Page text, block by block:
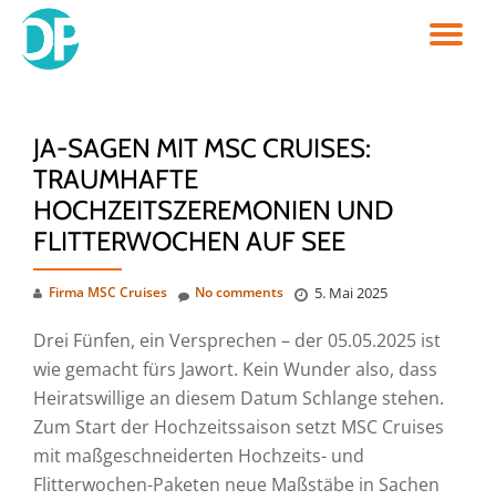
Skip
JA-SAGEN MIT MSC CRUISES:
TRAUMHAFTE
HOCHZEITSZEREMONIEN UND
FLITTERWOCHEN AUF SEE
Firma MSC Cruises 5. Mai 2025
No comments
Drei Fünfen, ein Versprechen – der 05.05.2025 ist
wie gemacht fürs Jawort. Kein Wunder also, dass
Heiratswillige an diesem Datum Schlange stehen.
Zum Start der Hochzeitssaison setzt MSC Cruises
mit maßgeschneiderten Hochzeits- und
Flitterwochen-Paketen neue Maßstäbe in Sachen